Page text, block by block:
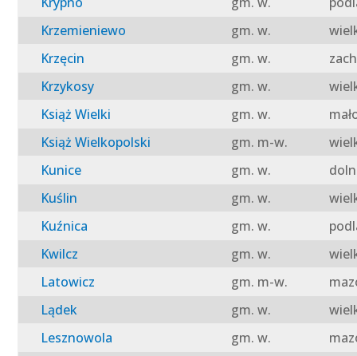
Krzemieniewo
gm. w.
Krzęcin
gm. w.
Krzykosy
gm. w.
Książ Wielki
gm. w.
Książ Wielkopolski
gm. m-w.
Kunice
gm. w.
Kuślin
gm. w.
Kuźnica
gm. w.
Kwilcz
gm. w.
Latowicz
gm. m-w.
Lądek
gm. w.
Lesznowola
gm. w.